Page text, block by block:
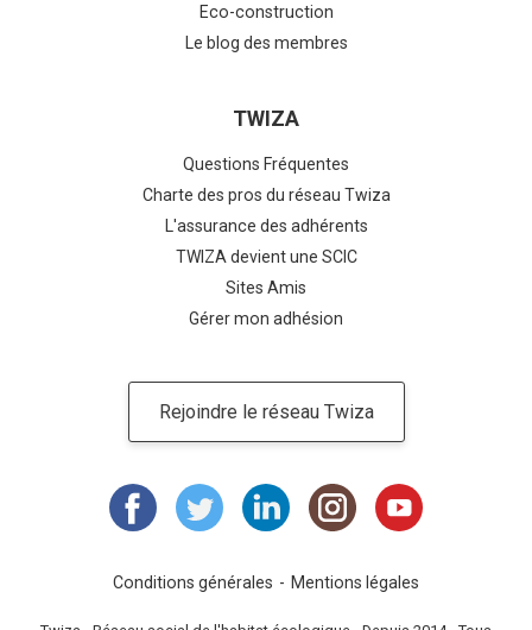
Eco-construction
Le blog des membres
TWIZA
Questions Fréquentes
Charte des pros du réseau Twiza
L'assurance des adhérents
TWIZA devient une SCIC
Sites Amis
Gérer mon adhésion
Rejoindre le réseau Twiza
Conditions générales Mentions légales